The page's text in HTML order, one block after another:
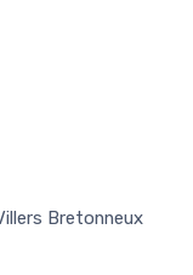
Bretonneux